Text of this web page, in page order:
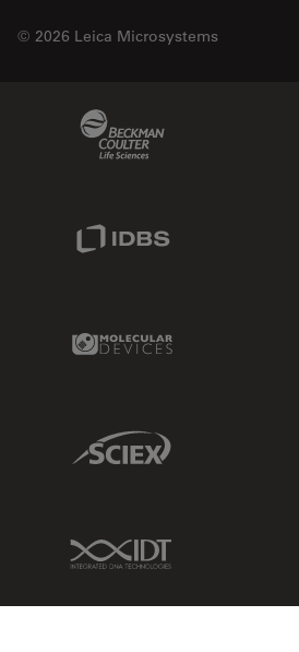
© 2026 Leica Microsystems
Molecular Devices Link
Sciex Link
IDT Link